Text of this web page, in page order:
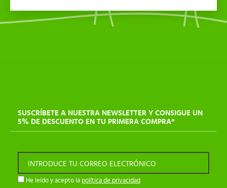
SUSCRÍBETE A NUESTRA NEWSLETTER Y CONSIGUE UN
5% DE DESCUENTO EN TU PRIMERA COMPRA*
INTRODUCE TU CORREO ELECTRÓNICO
He leído y acepto la política de privacidad